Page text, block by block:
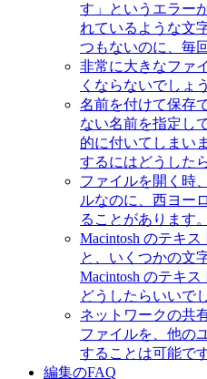
す」というエラー
れているような文
つもないのに、毎
非常に大きなファ
くならないでしょ
名前を付けて保存
ない名前を指定し
的に付いてしまい
するにはどうした
ファイルを開く時
ルなのに、西ヨー
ることがあります。
Macintosh のテキ
と、いくつかの文
Macintosh のテキ
どうしたらいいで
ネットワークの共
ファイルを、他の
することは可能で
編集のFAQ